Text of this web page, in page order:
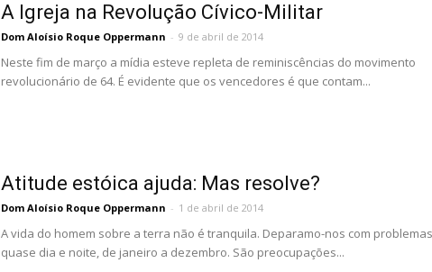
A Igreja na Revolução Cívico-Militar
Dom Aloísio Roque Oppermann - 9 de abril de 2014
Neste fim de março a mídia esteve repleta de reminiscências do movimento
revolucionário de 64. É evidente que os vencedores é que contam...
Atitude estóica ajuda: Mas resolve?
Dom Aloísio Roque Oppermann - 1 de abril de 2014
A vida do homem sobre a terra não é tranquila. Deparamo-nos com
quase dia e noite, de janeiro a dezembro. São preocupações...